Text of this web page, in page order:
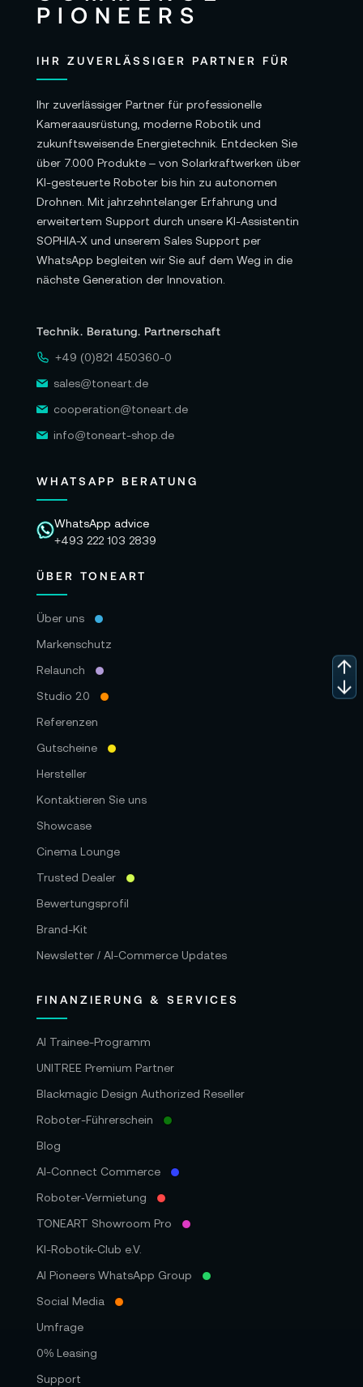
IHR ZUVERLÄSSIGER PARTNER FÜR
Ihr zuverlässiger Partner für professionelle
Kameraausrüstung, moderne Robotik und
zukunftsweisende Energietechnik. Entdecken Sie
über 7.000 Produkte – von Solarkraftwerken über
KI-gesteuerte Roboter bis hin zu autonomen
Drohnen. Mit jahrzehntelanger Erfahrung und
erweitertem Support durch unsere KI-Assistentin
SOPHIA-X und unserem Sales Support per
WhatsApp begleiten wir Sie auf dem Weg in die
nächste Generation der Innovation.
Technik. Beratung. Partnerschaft
+49 (0)821 450360-0
sales@toneart.de
cooperation@toneart.de
info@toneart-shop.de
WHATSAPP BERATUNG
WhatsApp advice
+493 222 103 2839
ÜBER TONEART
Über uns
Markenschutz
Relaunch
Studio 2.0
Referenzen
Gutscheine
Hersteller
Kontaktieren Sie uns
Showcase
Cinema Lounge
Trusted Dealer
Bewertungsprofil
Brand-Kit
Newsletter / AI-Commerce Updates
FINANZIERUNG & SERVICES
AI Trainee-Programm
UNITREE Premium Partner
Blackmagic Design Authorized Reseller
Roboter-Führerschein
Blog
AI-Connect Commerce
Roboter‑Vermietung
TONEART Showroom Pro
KI-Robotik-Club e.V.
AI Pioneers WhatsApp Group
Social Media
Umfrage
0% Leasing
Support